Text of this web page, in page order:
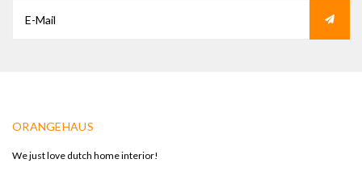
ORANGEHAUS
We just love dutch home interior!